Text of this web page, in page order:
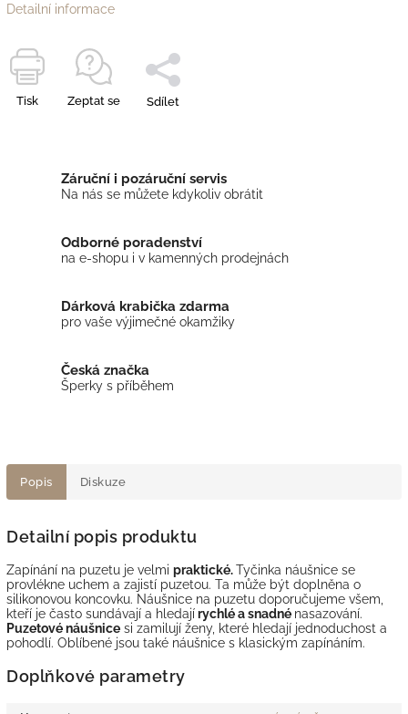
Detailní informace
Tisk Zeptat se Sdílet
Záruční i pozáruční servis
Na nás se můžete kdykoliv obrátit
Odborné poradenství
na e-shopu i v kamenných prodejnách
Dárková krabička zdarma
pro vaše výjimečné okamžiky
Česká značka
Šperky s příběhem
Popis Diskuze
Detailní popis produktu
Zapínání na puzetu je velmi praktické.Tyčinka náušnice se
provlékne uchem a zajistí puzetou. Ta může být doplněna o
silikonovou koncovku. Náušnice na puzetu doporučujeme všem,
kteří je často sundávají a hledajírychlé a snadné nasazování.
Puzetové náušnice si zamilují ženy, které hledají jednoduchost a
pohodlí. Oblíbené jsou také náušnice s klasickým zapínáním.
Doplňkové parametry